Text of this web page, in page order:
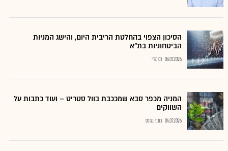
הסיכון הצפוי בהחלטת הריבית היום, והישג המניות
הביטחוניות בת"א
06.07.2026 רם מורי
המניה מכפר סבא שמככבת בוול סטריט – ועוד כתבות על
השווקים
04.07.2026 כתבי גלובס